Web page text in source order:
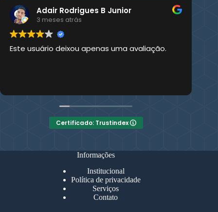
Adair Rodrigues B Junior
3 meses atrás
Este usuário deixou apenas uma avaliação.
Certificado: Trustindex
Informações
Institucional
Política de privacidade
Serviços
Contato